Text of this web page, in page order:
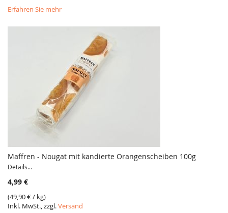
Erfahren Sie mehr
Maffren - Nougat mit kandierte Orangenscheiben 100g
Details...
4,99 €
(49,90 €/ kg)
Inkl. MwSt., zzgl.Versand